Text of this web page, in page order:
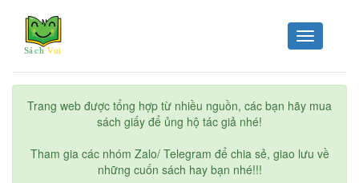
Toggle
navigation
Trang web được tổng hợp từ nhiều nguồn, các bạn hãy mua
sách giấy để ủng hộ tác giả nhé!
Tham gia các nhóm Zalo/ Telegram để chia sẻ, giao lưu về
những cuốn sách hay bạn nhé!!!